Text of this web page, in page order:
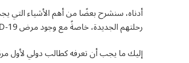
أدناه، سنشرح بعضًا من أهم الأشياء التي
رحلتهم الجديدة، خاصةً مع وجود مرض COVID-19 والتحديات التي خلقها على جميع المستويات.
إليك ما يجب أن تعرفه كطالب دولي لأول